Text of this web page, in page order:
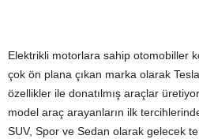
Elektrikli motorlara sahip otomobiller
çok ön plana çıkan marka olarak
özellikler ile donatılmış araçlar
model araç arayanların ilk
SUV, Spor ve Sedan olarak gelecek